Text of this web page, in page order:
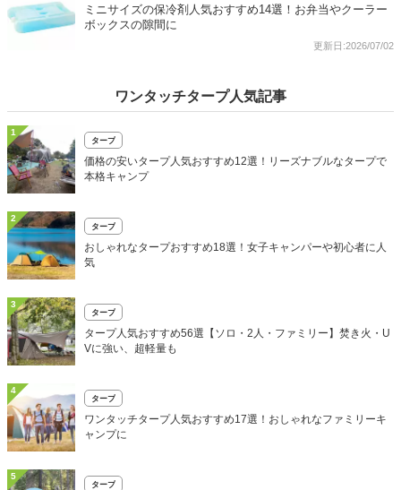
ミニサイズの保冷剤人気おすすめ14選！お弁当やクーラー
ボックスの隙間に
更新日:2026/07/02
ワンタッチタープ人気記事
1
タープ
価格の安いタープ人気おすすめ12選！リーズナブルなタープで
本格キャンプ
2
タープ
おしゃれなタープおすすめ18選！女子キャンパーや初心者に人
気
3
タープ
タープ人気おすすめ56選【ソロ・2人・ファミリー】焚き火・U
Vに強い、超軽量も
4
タープ
ワンタッチタープ人気おすすめ17選！おしゃれなファミリーキ
ャンプに
5
タープ